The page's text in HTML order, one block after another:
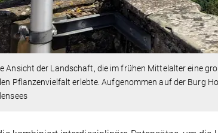
Ansicht der Landschaft, die im frühen Mittelalter eine
Pflanzenvielfalt erlebte. Aufgenommen auf der Burg